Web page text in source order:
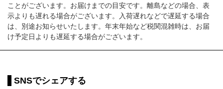
ことがございます。お届けまでの目安です。離島などの場合、表
示よりも遅れる場合がございます。入荷遅れなどで遅延する場合
は、別途お知らせいたします。年末年始など税関混雑時は、お届
け予定日よりも遅延する場合がございます。
SNSでシェアする